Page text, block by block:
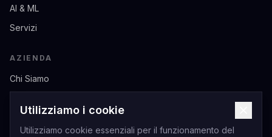
AI & ML
Servizi
AZIENDA
Chi Siamo
Privacy
Utilizziamo i cookie
Utilizziamo cookie essenziali per il funzionamento del